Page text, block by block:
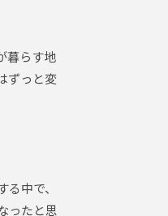
暮らす地
ずっと変
中で、
ったと思